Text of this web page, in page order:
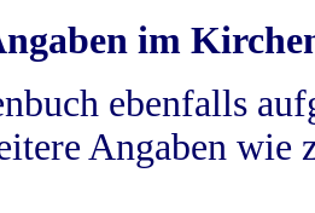
im
ebenfalls
Angaben wie